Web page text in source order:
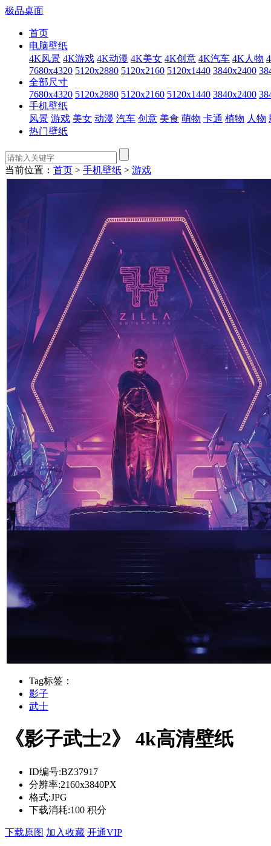
极品桌面
首页
电脑壁纸
4K风景 4K游戏 4K动漫 4K美女 4K创意 4K汽车 4K人物
7680x4320 5120x2880 5120x2160 5120x1440 3840x2400
全部尺寸
7680x4320 5120x2880 5120x2160 5120x1440 3840x2400
手机壁纸
风景 游戏 美女 动漫 汽车 创意 美食 萌物 卡通 植物 人物
热门壁纸
当前位置： 首页 > 手机壁纸 > 游戏
Tag标签：
影子
武士
《影子武士2》 4k高清壁纸
ID编号:BZ37917
分辨率:2160x3840PX
格式:JPG
下载消耗:100 积分
下载原图 加入收藏 开通VIP